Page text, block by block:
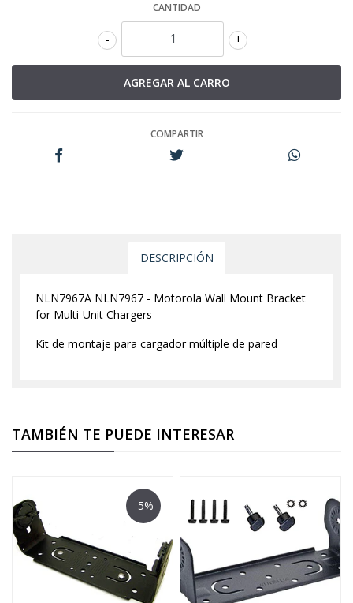
CANTIDAD
+
-
COMPARTIR
DESCRIPCIÓN
NLN7967A NLN7967 - Motorola Wall Mount Bracket
for Multi-Unit Chargers
Kit de montaje para cargador múltiple de pared
TAMBIÉN TE PUEDE INTERESAR
-5%